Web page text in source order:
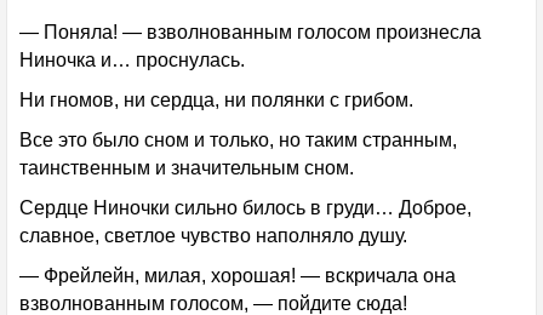
— Поняла! — взволнованным голосом произнесла
Ниночка и… проснулась.
Ни гномов, ни сердца, ни полянки с грибом.
Все это было сном и только, но таким странным,
таинственным и значительным сном.
Сердце Ниночки сильно билось в груди… Доброе,
славное, светлое чувство наполняло душу.
— Фрейлейн, милая, хорошая! — вскричала она
взволнованным голосом, — пойдите сюда!